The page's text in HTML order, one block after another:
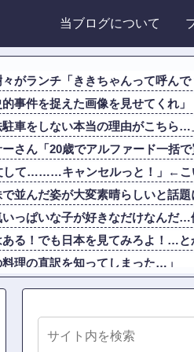
当ブログについて
々がランチ「ききちゃんって呼ん
事件を捉えた画像を見せてくれ」
駐車をしない本当の理由がこちら
ーさん「20歳でアルファード一括
して………キャンセルっと！」←こ
で並んだ姿が大変素晴らしいと話
いっぱいな子が好きなだけなんだ…
る！でも日本を見てみろよ！…と
理の直訳を知ってしまった…」